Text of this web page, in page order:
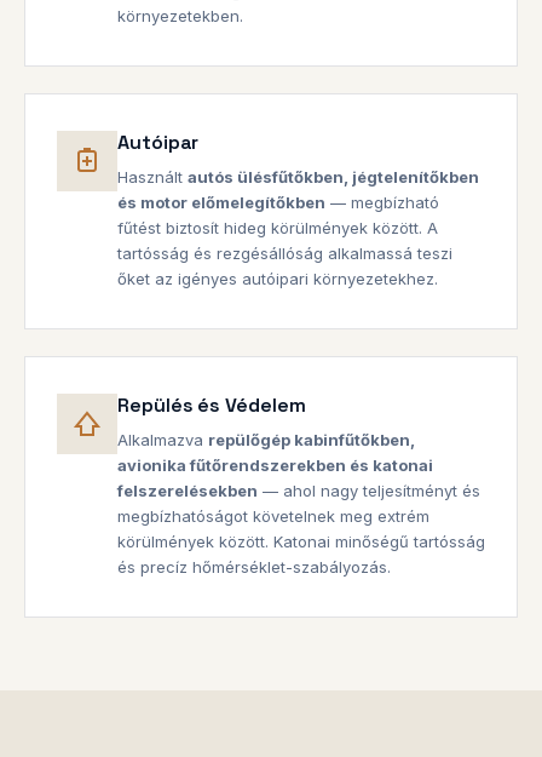
környezetekben.
Autóipar
Használt autós ülésfűtőkben, jégtelenítőkben
és motor előmelegítőkben — megbízható
fűtést biztosít hideg körülmények között. A
tartósság és rezgésállóság alkalmassá teszi
őket az igényes autóipari környezetekhez.
Repülés és Védelem
Alkalmazva repülőgép kabinfűtőkben,
avionika fűtőrendszerekben és katonai
felszerelésekben — ahol nagy teljesítményt és
megbízhatóságot követelnek meg extrém
körülmények között. Katonai minőségű tartósság
és precíz hőmérséklet-szabályozás.